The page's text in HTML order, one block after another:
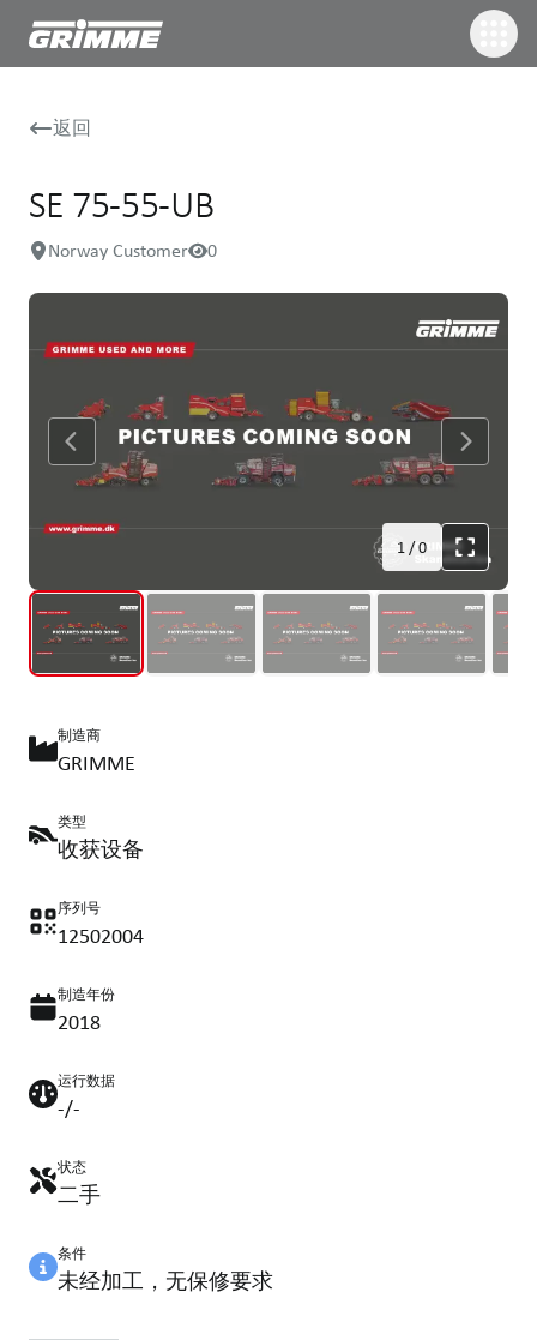
返回
SE 75-55-UB
Norway Customer 0
1/0
制造商
GRIMME
类型
收获设备
序列号
12502004
制造年份
2018
运行数据
-/-
状态
二手
条件
未经加工，无保修要求